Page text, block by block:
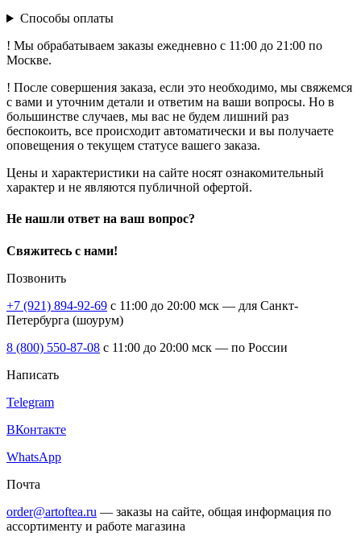
Способы оплаты
! Мы обрабатываем заказы ежедневно с 11:00 до 21:00 по
Москве.
! После совершения заказа, если это необходимо, мы свяжемся
с вами и уточним детали и ответим на ваши вопросы. Но в
большинстве случаев, мы вас не будем лишний раз
беспокоить, все происходит автоматически и вы получаете
оповещения о текущем статусе вашего заказа.
Цены и характеристики на сайте носят ознакомительный
характер и не являются публичной офертой.
Не нашли ответ на ваш вопрос?
Свяжитесь с нами!
Позвонить
+7 (921) 894-92-69 c 11:00 до 20:00 мск — для Санкт-
Петербурга (шоурум)
8 (800) 550-87-08 c 11:00 до 20:00 мск — по России
Написать
Telegram
ВКонтакте
WhatsApp
Почта
order@artoftea.ru — заказы на сайте, общая информация по
ассортименту и работе магазина